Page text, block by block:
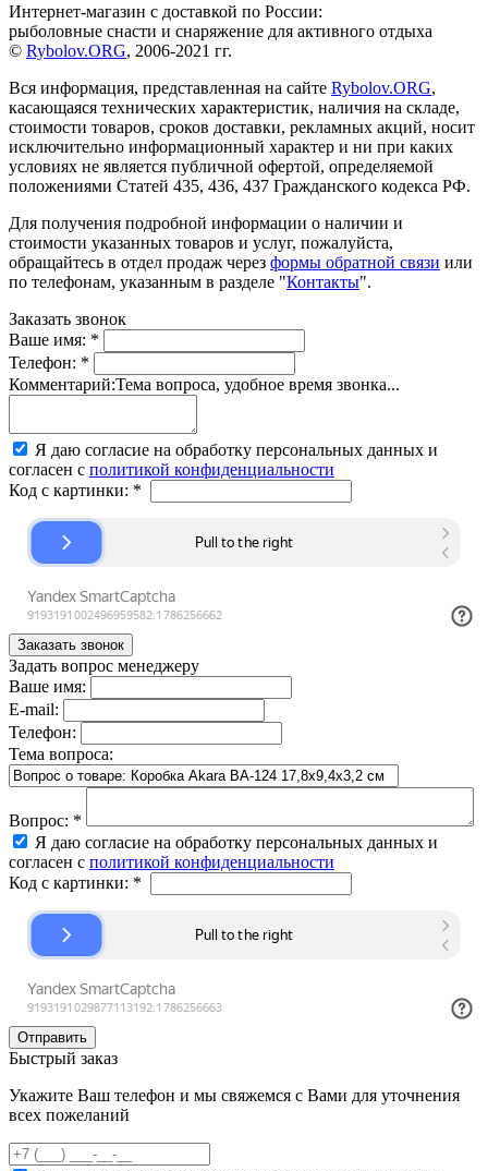
Интернет-магазин с доставкой по России:
рыболовные снасти и снаряжение для активного отдыха
© Rybolov.ORG, 2006-2021 гг.
Вся информация, представленная на сайте Rybolov.ORG,
касающаяся технических характеристик, наличия на складе,
стоимости товаров, сроков доставки, рекламных акций, носит
исключительно информационный характер и ни при каких
условиях не является публичной офертой, определяемой
положениями Статей 435, 436, 437 Гражданского кодекса РФ.
Для получения подробной информации о наличии и
стоимости указанных товаров и услуг, пожалуйста,
обращайтесь в отдел продаж через формы обратной связи или
по телефонам, указанным в разделе "Контакты".
Заказать звонок
Ваше имя: *
Телефон: *
Комментарий:Тема вопроса, удобное время звонка...
Я даю согласие на обработку персональных данных и
согласен с политикой конфиденциальности
Код с картинки: *
Задать вопрос менеджеру
Ваше имя:
E-mail:
Телефон:
Тема вопроса:
Вопрос: *
Я даю согласие на обработку персональных данных и
согласен с политикой конфиденциальности
Код с картинки: *
Быстрый заказ
Укажите Ваш телефон и мы свяжемся с Вами для уточнения
всех пожеланий